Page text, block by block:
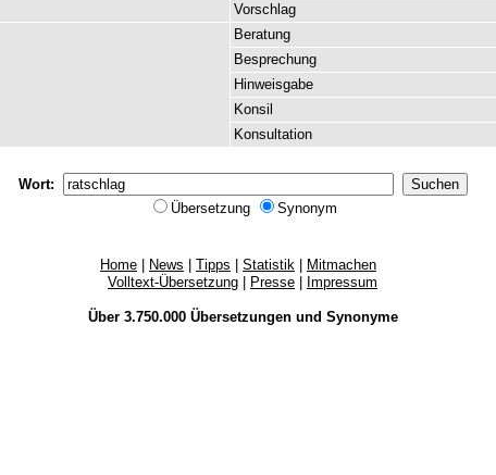
Vorschlag
Beratung
Besprechung
Hinweisgabe
Konsil
Konsultation
Wort:
Übersetzung
Synonym
Home News Tipps Statistik
Mitmachen
Volltext-Übersetzung
Presse Impressum
Über 3.750.000 Übersetzungenund Synonyme